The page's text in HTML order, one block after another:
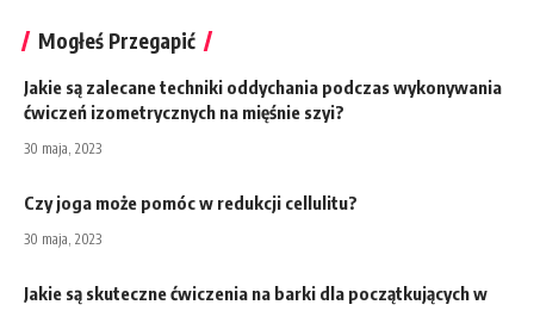
Mogłeś Przegapić
Jakie są zalecane techniki oddychania podczas wykonywania
ćwiczeń izometrycznych na mięśnie szyi?
30 maja, 2023
Czy joga może pomóc w redukcji cellulitu?
30 maja, 2023
Jakie są skuteczne ćwiczenia na barki dla początkujących w